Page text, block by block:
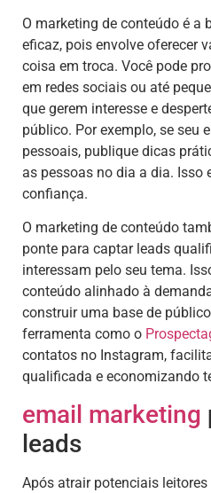
O marketing de conteúdo é a
eficaz, pois envolve oferecer
coisa em troca. Você pode
em redes sociais ou até
que gerem interesse e
público. Por exemplo, se seu
pessoais, publique dicas
as pessoas no dia a dia. Isso
confiança.
O marketing de conteúdo
ponte para captar leads
interessam pelo seu tema.
conteúdo alinhado à
construir uma base de
ferramenta como o
contatos no Instagram,
qualificada e economizando
email marketing
leads
Após atrair potenciais